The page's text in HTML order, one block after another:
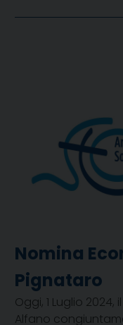
Nomina
Pignataro
Oggi, 1 Luglio
Alfano